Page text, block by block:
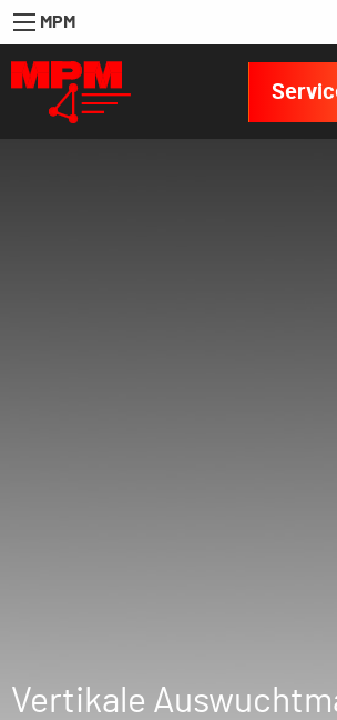
MPM
Vertikale